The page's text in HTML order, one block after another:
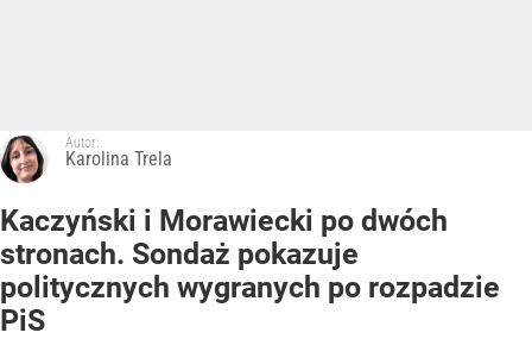
Autor:
Karolina Trela
Kaczyński i Morawiecki po dwóch
stronach. Sondaż pokazuje
politycznych wygranych po rozpadzie
PiS